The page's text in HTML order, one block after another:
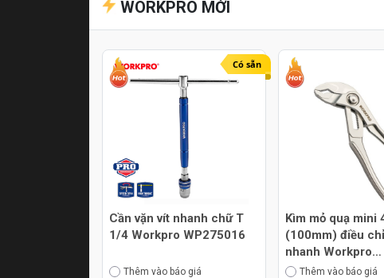
WORKPRO MỚI
Có sẵn
Cần vặn vít nhanh chữ T
1/4 Workpro WP275016
Thêm vào báo giá
Kìm mỏ quạ mini
(100mm) điều
nhanh Workpro
WP231170
Thêm vào báo giá